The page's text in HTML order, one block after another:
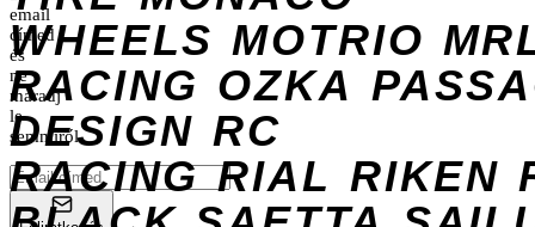
WHEELS MOTRIO
RACING OZKA
DESIGN RC
RACING RIAL RIKEN
email
címed
és
ne
maradj
le
semmiről.